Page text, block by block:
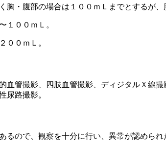
胸・腹部の場合は１００ｍＬまでとするが
１００ｍＬ。
００ｍＬ。
血管撮影、四肢血管撮影、ディジタルＸ線
尿路撮影。
るので、観察を十分に行い、異常が認めら